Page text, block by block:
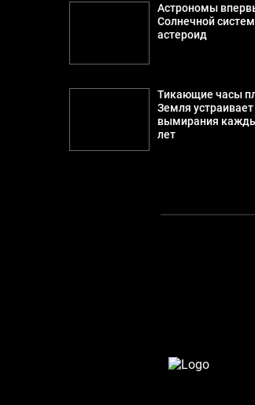
Астрономы
Солнечной
астероид
Тикающие часы
Земля
вымирания
лет